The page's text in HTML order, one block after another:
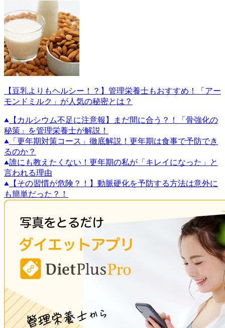
【豆乳よりもヘルシー！？】管理栄養士もおすすめ！「アー
モンドミルク」が人気の秘密とは？
【カルシウム不足に注意報】まだ間に合う？！「骨強化の
秘策」を管理栄養士が解説！
「更年期対策コース」徹底解説！更年期は食事で予防でき
るのか？
誰にも教えたくない！更年期の私が「キレイになった」と
言われる理由
【その習慣が危険？！】動脈硬化を予防する方法は意外に
も簡単だった？！